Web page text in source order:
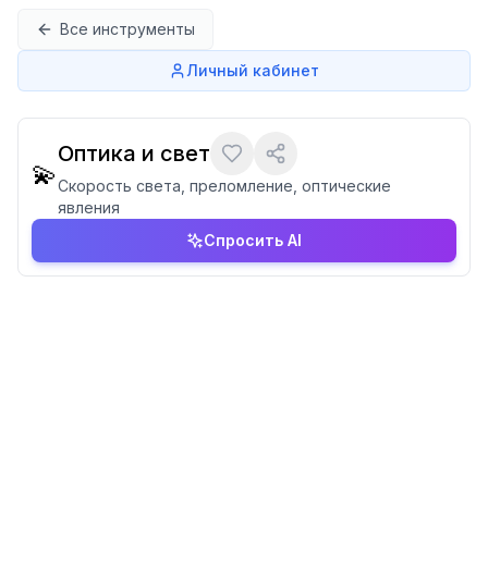
Все инструменты
Личный кабинет
💫
Оптика и свет
Скорость света, преломление, оптические
явления
Спросить AI